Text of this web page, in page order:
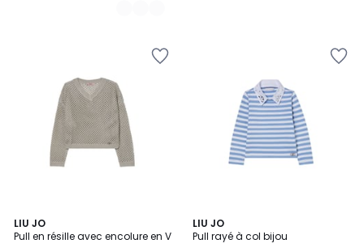
LIU JO
Pull en résille avec encolure en V
LIU JO
Pull rayé à col bijou